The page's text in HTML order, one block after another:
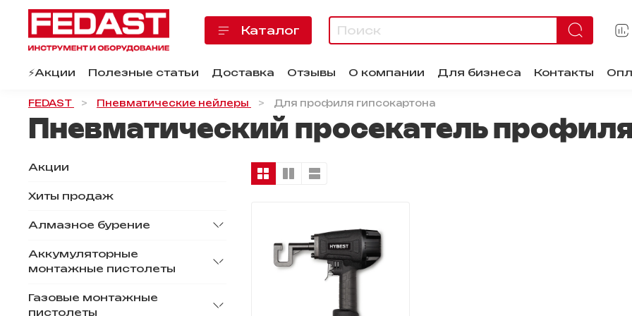
Каталог
⚡️Акции Полезные статьи Доставка Отзывы О компании Для бизнеса Контакты
FEDAST Пневматические нейлеры Для профиля гипсокартона
Пневматический просекатель
Акции
Хиты продаж
Алмазное бурение
Аккумуляторные
монтажные пистолеты
Газовые монтажные
пистолеты